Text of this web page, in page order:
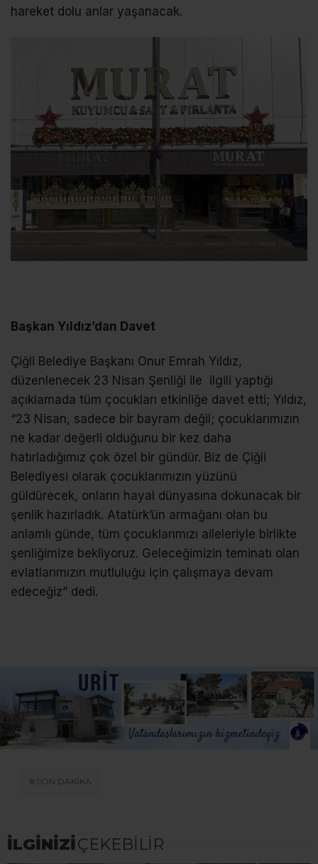
hareket dolu anlar yaşanacak.
Başkan Yıldız’dan Davet
Çiğli Belediye Başkanı Onur Emrah Yıldız,
düzenlenecek 23 Nisan Şenliği ile ilgili yaptığı
açıklamada tüm çocukları etkinliğe davet etti; Yıldız,
“23 Nisan, sadece bir bayram değil; çocuklarımızın
ne kadar değerli olduğunu bir kez daha
hatırladığımız çok özel bir gündür. Biz de Çiğli
Belediyesi olarak çocuklarımızın yüzünü
güldürecek, onların hayal dünyasına dokunacak bir
şenlik hazırladık. Atatürk’ün armağanı olan bu
anlamlı günde, tüm çocuklarımızı aileleriyle birlikte
şenliğimize bekliyoruz. Geleceğimizin teminatı olan
evlatlarımızın mutluluğu için çalışmaya devam
edeceğiz” dedi.
SON DAKİKA
İLGİNİZİÇEKEBİLİR